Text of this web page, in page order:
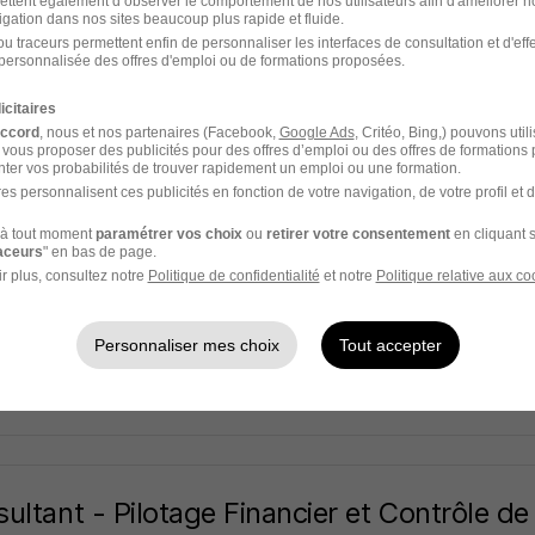
- 92 CDI Télétravail partiel
Banque - Reporting
CDI
- Pilotage Financier et Contrôle
dans nos sites beaucoup plus rapide et fluide.
traceurs permettent enfin de personnaliser les interfaces de consultation et
des offres d'emploi ou de formations proposées.
, nous et nos partenaires (Facebook, Google Ads, Critéo, Bing,) pouvons
proposer des publicités pour des offres d’emploi ou des offres de formations
vos probabilités de trouver rapidement un emploi ou une formation.
personnalisent ces publicités en fonction de votre navigation, de votre profil et
tout moment paramétrer vos choix ou retirer votre consentementen cliquant
" en bas de page.
plus, consultez notre Politique de confidentialité et notre Politique relative aux
Personnaliser mes choix Tout accepter